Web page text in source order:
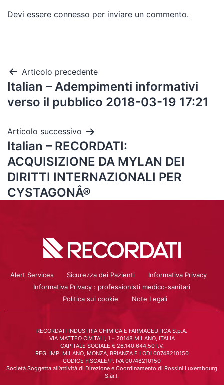
Devi essere connesso per inviare un commento.
Articolo precedente
Italian – Adempimenti informativi
verso il pubblico 2018-03-19 17:21
Articolo successivo
Italian – RECORDATI:
ACQUISIZIONE DA MYLAN DEI
DIRITTI INTERNAZIONALI PER
CYSTAGONÂ®
Alert Services Sicurezza dei Pazienti
Informativa Privacy
Informativa Privacy : professionisti medico-sanitari
Politica sui cookie
Note Legali
RECORDATI INDUSTRIA CHIMICA E FARMACEUTICA S.p.A.
VIA MATTEO CIVITALI, 1 – 20148 MILANO, ITALIA
CAPITALE SOCIALE € 26.140.644,50 I.V.
REG. IMP. MILANO, MONZA, BRIANZA E LODI 00748210150
CODICE FISCALE/P. IVA 00748210150
Società Soggetta all’attività di Direzione e Coordinamento di Rossini Luxembourg
S.àr.l.